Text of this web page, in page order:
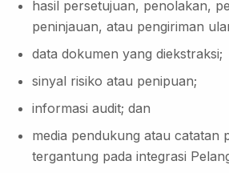
hasil persetujuan, penolakan,
peninjauan, atau pengiriman
data dokumen yang diekstraksi;
sinyal risiko atau penipuan;
informasi audit; dan
media pendukung atau catatan
tergantung pada integrasi